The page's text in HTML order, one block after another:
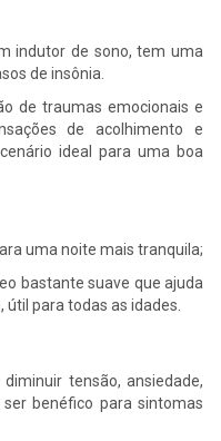
indutor de sono, tem uma
de insônia.
de traumas emocionais e
de acolhimento e
ideal para uma boa
uma noite mais tranquila;
bastante suave que ajuda
útil para todas as idades.
tensão, ansiedade,
benéfico para sintomas